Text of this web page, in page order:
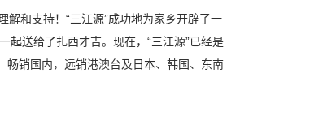
和支持！“三江源”成功地为家乡开辟了一
起送给了扎西才吉。现在，“三江源”已经是
销国内，远销港澳台及日本、韩国、东南